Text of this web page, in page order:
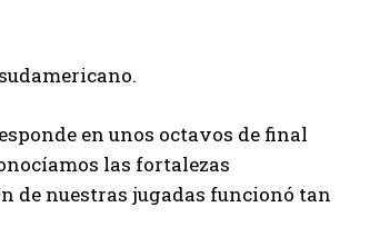
en unos octavos de final
las fortalezas
de nuestras jugadas funcionó tan